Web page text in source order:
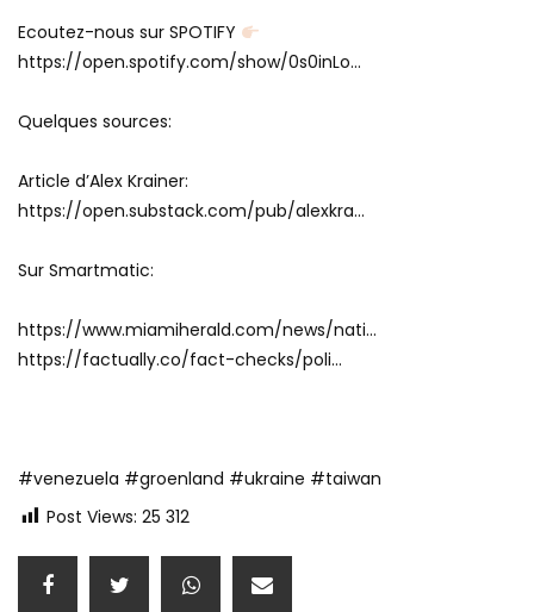
Ecoutez-nous sur SPOTIFY
https://open.spotify.com/show/0s0inLo…
Quelques sources:
Article d’Alex Krainer:
https://open.substack.com/pub/alexkra…
Sur Smartmatic:
https://www.miamiherald.com/news/nati…
https://factually.co/fact-checks/poli…
#venezuela #groenland #ukraine #taiwan
Post Views: 25 312